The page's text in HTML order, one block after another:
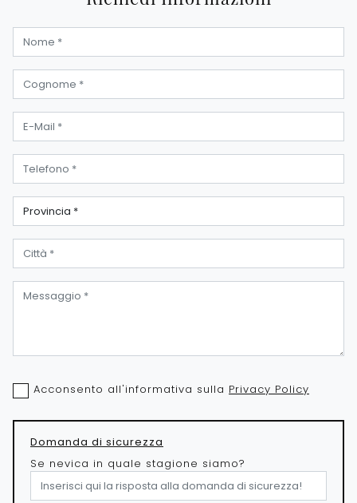
Acconsento all'informativa sulla Privacy Policy
Domanda di sicurezza
Se nevica in quale stagione siamo?